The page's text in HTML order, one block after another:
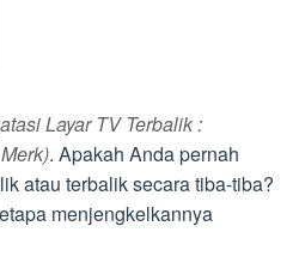
Layar TV Terbalik :
. Apakah Anda pernah
atau terbalik secara tiba-tiba?
menjengkelkannya